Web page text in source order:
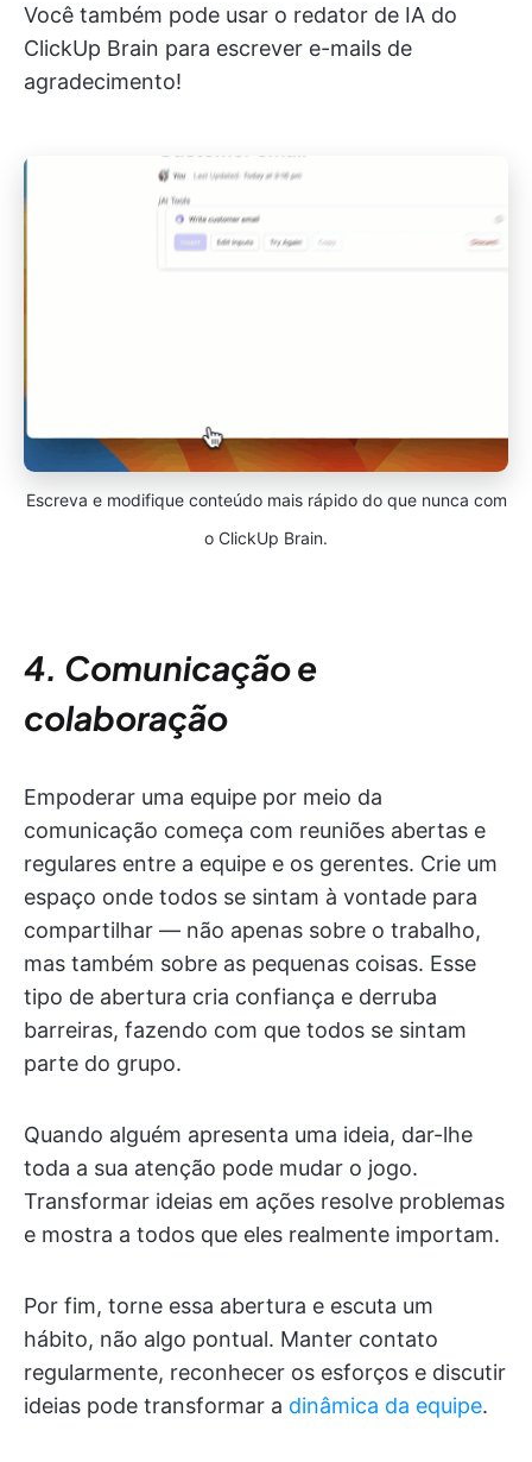
Você também pode usar o redator de IA do
ClickUp Brain para escrever e-mails de
agradecimento!
Escreva e modifique conteúdo mais rápido do que nunca com
o ClickUp Brain.
4. Comunicação e
colaboração
Empoderar uma equipe por meio da
comunicação começa com reuniões abertas e
regulares entre a equipe e os gerentes. Crie um
espaço onde todos se sintam à vontade para
compartilhar — não apenas sobre o trabalho,
mas também sobre as pequenas coisas. Esse
tipo de abertura cria confiança e derruba
barreiras, fazendo com que todos se sintam
parte do grupo.
Quando alguém apresenta uma ideia, dar-lhe
toda a sua atenção pode mudar o jogo.
Transformar ideias em ações resolve problemas
e mostra a todos que eles realmente importam.
Por fim, torne essa abertura e escuta um
hábito, não algo pontual. Manter contato
regularmente, reconhecer os esforços e discutir
ideias pode transformar a dinâmica da equipe.